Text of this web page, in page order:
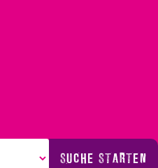
SUCHE STARTEN